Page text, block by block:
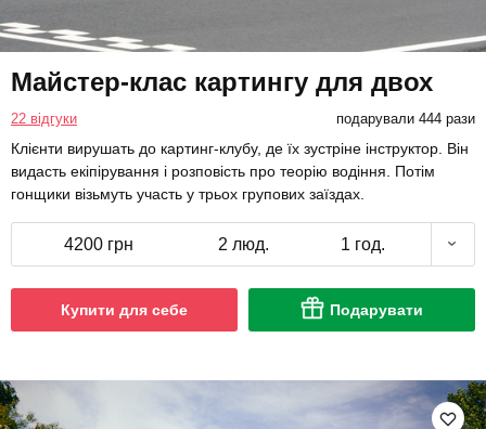
Майстер-клас картингу для двох
22 відгуки подарували 444 рази
Клієнти вирушать до картинг-клубу, де їх зустріне інструктор. Він
видасть екіпірування і розповість про теорію водіння. Потім
гонщики візьмуть участь у трьох групових заїздах.
4200 грн 2 люд. 1 год.
Купити для себе Подарувати